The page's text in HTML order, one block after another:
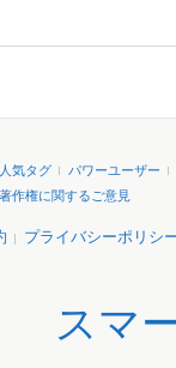
人気タグ
パワーユーザー
著作権に関するご意見
プライバシーポリシ
スマ